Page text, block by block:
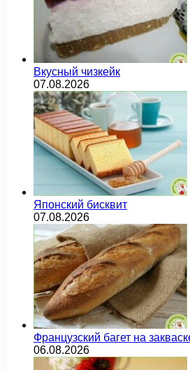
Вкусный чизкейк
07.08.2026
Японский бисквит
07.08.2026
Французский багет на
06.08.2026